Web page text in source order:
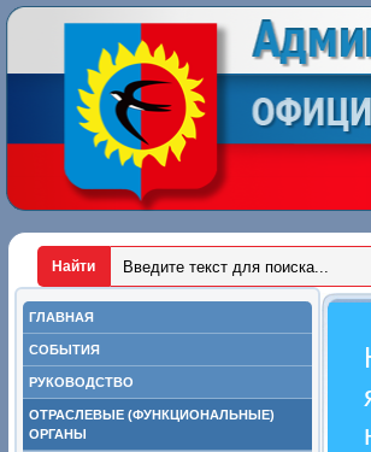
ГЛАВНАЯ
СОБЫТИЯ
РУКОВОДСТВО
ОТРАСЛЕВЫЕ (ФУНКЦИОНАЛЬНЫЕ)
ОРГАНЫ